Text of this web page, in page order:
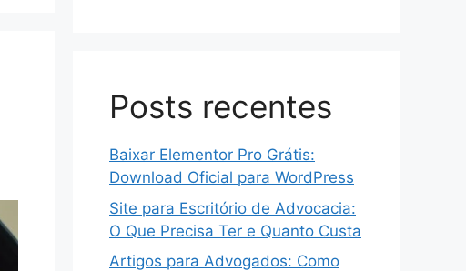
Posts recentes
Baixar Elementor Pro Grátis:
Download Oficial para WordPress
Site para Escritório de Advocacia:
O Que Precisa Ter e Quanto Custa
Artigos para Advogados: Como